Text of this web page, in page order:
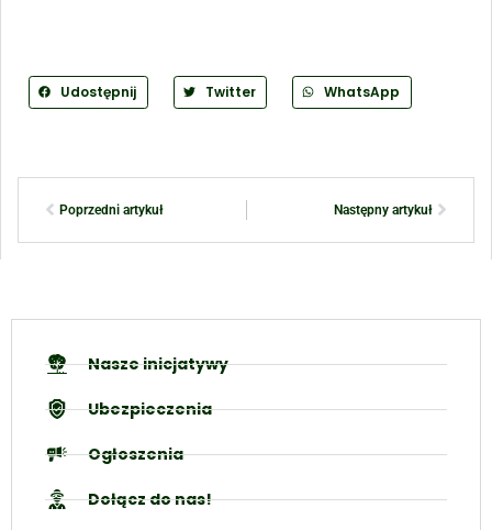
Udostępnij Twitter WhatsApp
Poprzedni artykuł Następny artykuł
Nasze inicjatywy
Ubezpieczenia
Ogłoszenia
Dołącz do nas!